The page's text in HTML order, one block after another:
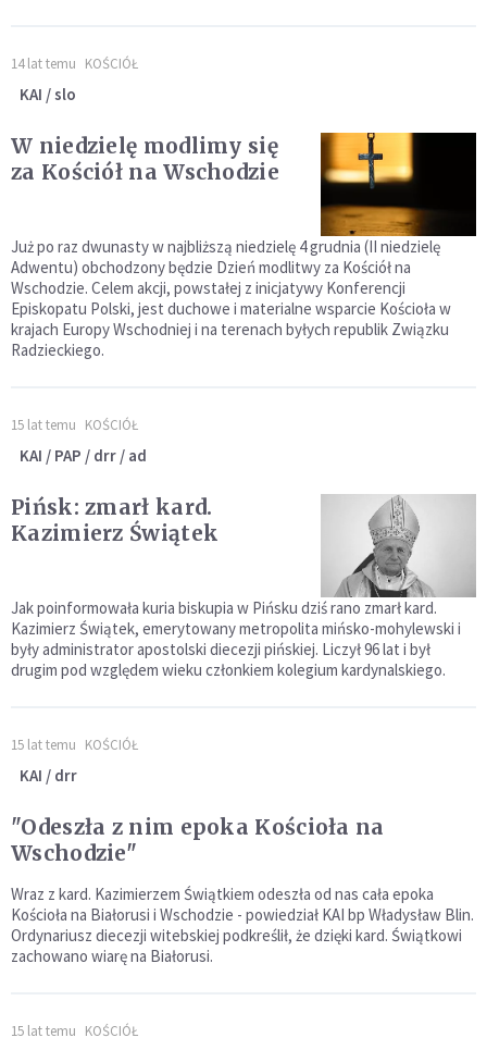
14 lat temu KOŚCIÓŁ
KAI / slo
W niedzielę modlimy się
za Kościół na Wschodzie
Już po raz dwunasty w najbliższą niedzielę 4 grudnia (II niedzielę
Adwentu) obchodzony będzie Dzień modlitwy za Kościół na
Wschodzie. Celem akcji, powstałej z inicjatywy Konferencji
Episkopatu Polski, jest duchowe i materialne wsparcie Kościoła w
krajach Europy Wschodniej i na terenach byłych republik Związku
Radzieckiego.
15 lat temu KOŚCIÓŁ
KAI / PAP / drr / ad
Pińsk: zmarł kard.
Kazimierz Świątek
Jak poinformowała kuria biskupia w Pińsku dziś rano zmarł kard.
Kazimierz Świątek, emerytowany metropolita mińsko-mohylewski i
były administrator apostolski diecezji pińskiej. Liczył 96 lat i był
drugim pod względem wieku członkiem kolegium kardynalskiego.
15 lat temu KOŚCIÓŁ
KAI / drr
"Odeszła z nim epoka Kościoła na
Wschodzie"
Wraz z kard. Kazimierzem Świątkiem odeszła od nas cała epoka
Kościoła na Białorusi i Wschodzie - powiedział KAI bp Władysław Blin.
Ordynariusz diecezji witebskiej podkreślił, że dzięki kard. Świątkowi
zachowano wiarę na Białorusi.
15 lat temu KOŚCIÓŁ